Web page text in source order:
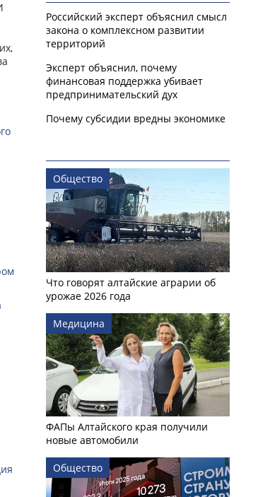
Российский эксперт объяснил смысл
закона о комплексном развитии
территорий
Эксперт объяснил, почему
финансовая поддержка убивает
предпринимательский дух
Почему субсидии вредны экономике
Общество
Что говорят алтайские аграрии об
урожае 2026 года
Медицина
ФАПы Алтайского края получили
новые автомобили
Общество